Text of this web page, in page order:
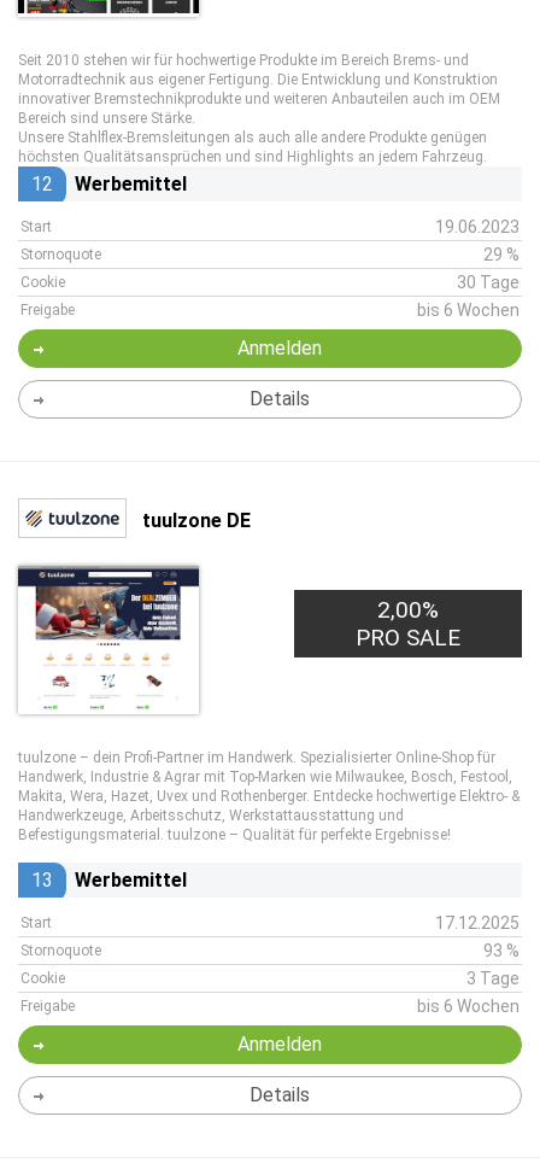
Seit 2010 stehen wir für hochwertige Produkte im Bereich Brems- und
Motorradtechnik aus eigener Fertigung. Die Entwicklung und Konstruktion
innovativer Bremstechnikprodukte und weiteren Anbauteilen auch im OEM
Bereich sind unsere Stärke.
Unsere Stahlflex-Bremsleitungen als auch alle andere Produkte genügen
höchsten Qualitätsansprüchen und sind Highlights an jedem Fahrzeug.
12 Werbemittel
Start 19.06.2023
Stornoquote 29 %
Cookie 30 Tage
Freigabe bis 6 Wochen
Anmelden
Details
tuulzone DE
2,00%
PRO SALE
tuulzone – dein Profi-Partner im Handwerk. Spezialisierter Online-Shop für
Handwerk, Industrie & Agrar mit Top-Marken wie Milwaukee, Bosch, Festool,
Makita, Wera, Hazet, Uvex und Rothenberger. Entdecke hochwertige Elektro- &
Handwerkzeuge, Arbeitsschutz, Werkstattausstattung und
Befestigungsmaterial. tuulzone – Qualität für perfekte Ergebnisse!
13 Werbemittel
Start 17.12.2025
Stornoquote 93 %
Cookie 3 Tage
Freigabe bis 6 Wochen
Anmelden
Details